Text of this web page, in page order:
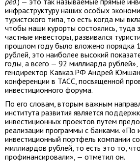
инфраструктуру наших особых
туристского типа, то есть когда мы
чтобы наши курорты состоялись, туда
частные инвесторы, развивался
прошлом году было вложено порядка
рублей, это наиболее высокий
годы, а всего — 92 миллиарда
гендиректор Кавказ.РФ Андрей
конференции в ТАСС, посвященной
инвестиционного форума.
По его словам, вторым важным
института развития является
инвестиционных проектов путем
реализации программы с банками. «По
инвестиционный портфель компании
миллиардов рублей, то есть это то,
профинансировали», — отметил он.